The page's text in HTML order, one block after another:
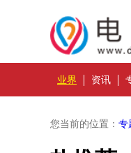
业界 资讯
您当前的位置： 专